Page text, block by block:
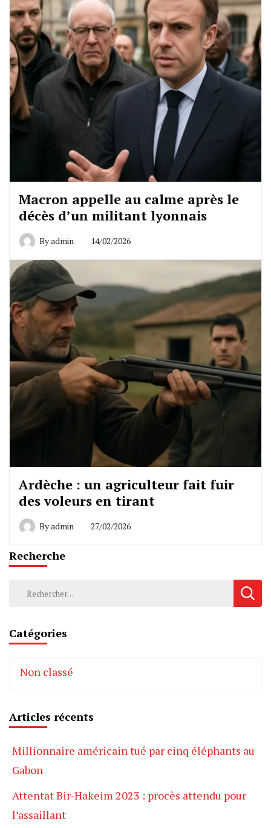
Macron appelle au calme après le
décès d’un militant lyonnais
Byadmin 14/02/2026
Ardèche : un agriculteur fait fuir
des voleurs en tirant
Byadmin 27/02/2026
Recherche
Rechercher :
Catégories
Non classé
Articles récents
Millionnaire américain tué par cinq éléphants au
Gabon
Attentat Bir-Hakeim 2023 : procès attendu pour
l’assaillant